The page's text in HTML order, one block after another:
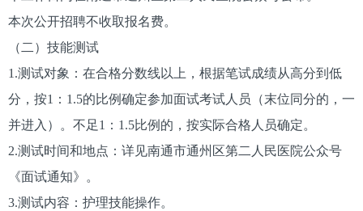
本次公开招聘不收取报名费。
（二）技能测试
1.测试对象：在合格分数线以上，根据笔试成绩从高分到低
分，按1：1.5的比例确定参加面试考试人员（末位同分的，一
并进入）。不足1：1.5比例的，按实际合格人员确定。
2.测试时间和地点：详见南通市通州区第二人民医院公众号
《面试通知》。
3.测试内容：护理技能操作。